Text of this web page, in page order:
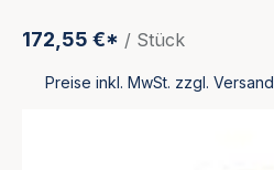
172,55 €* / Stück
Preise inkl. MwSt. zzgl.